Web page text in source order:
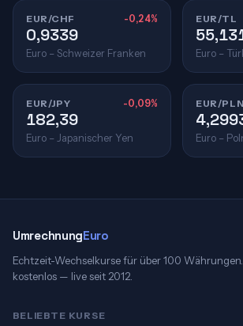
EUR/CHF -0,24%
0,9339
Euro – Schweizer Franken
EUR/TL
Euro –
EUR/JPY -0,09%
182,39
Euro – Japanischer Yen
EUR/PLN
Euro –
UmrechnungEuro
Echtzeit-Wechselkurse für über 100
kostenlos — live seit 2012.
BELIEBTE KURSE